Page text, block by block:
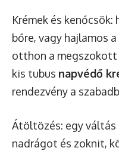
Krémek és kenőcsök:
bőre, vagy hajlamos
otthon a megszokott
kis tubus napvédő
rendezvény a
Átöltözés: egy váltás
nadrágot és zoknit,